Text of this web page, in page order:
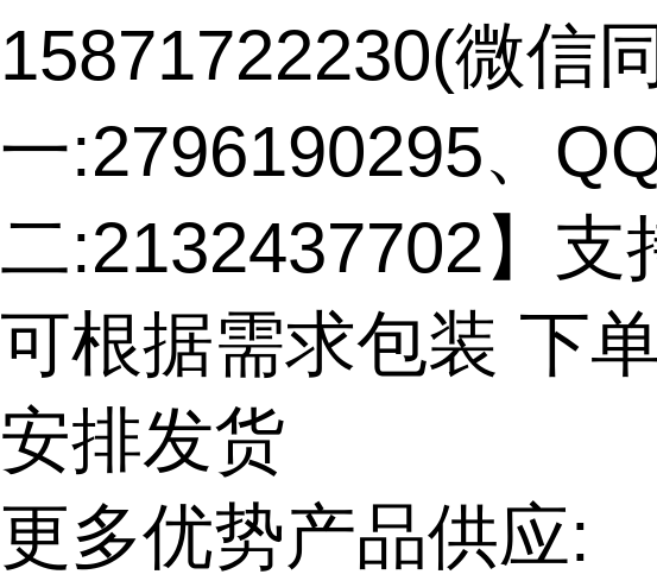
15871722230(微信
一:2796190295、
二:2132437702】支
可根据需求包装 下
安排发货
更多优势产品供应: